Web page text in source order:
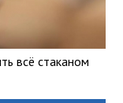
всё стаканом